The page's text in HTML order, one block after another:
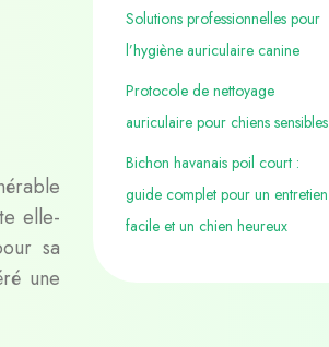
elle-
sa
une
Solutions professionnelles pour
l’hygiène auriculaire canine
Protocole de nettoyage
auriculaire pour chiens sensibles
Bichon havanais poil court :
guide complet pour un entretien
facile et un chien heureux